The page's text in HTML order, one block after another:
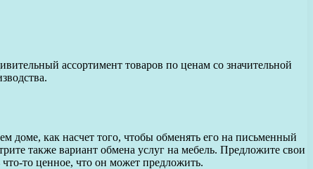
ассортимент товаров по ценам со значительной
доме, как насчет того, чтобы обменять его на письменный
также вариант обмена услуг на мебель. Предложите свои
то ценное, что он может предложить.